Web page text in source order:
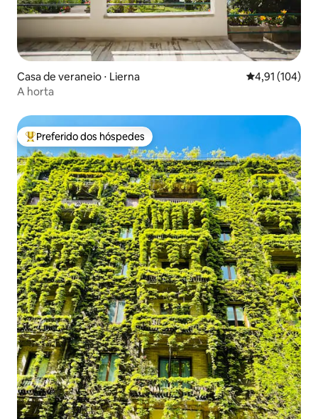
Casa de veraneio ⋅ Lierna 4,91 de uma
4,91 (104)
A horta
Entre os melhores preferidos dos hóspedes
Preferido dos hóspedes